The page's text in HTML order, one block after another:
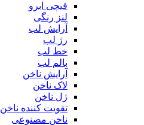
قیچی ابرو
لنز رنگی
آرایش لب
رژ لب
خط لب
بالم لب
آرایش ناخن
لاک ناخن
ژل ناخن
تقویت کننده ناخن
ناخن مصنوعی